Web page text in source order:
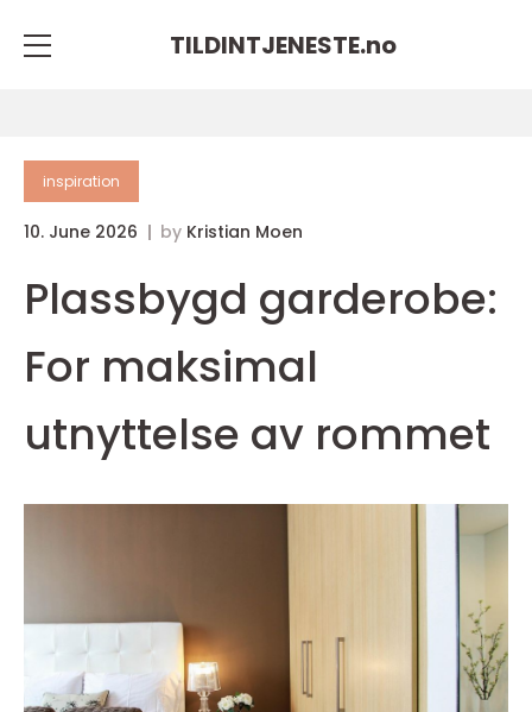
TILDINTJENESTE.no
inspiration
10. June 2026 by Kristian Moen
Plassbygd garderobe:
For maksimal
utnyttelse av rommet